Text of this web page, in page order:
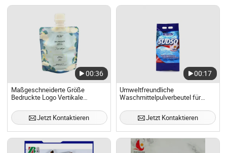
00:36
Maßgeschneiderte Größe
Bedruckte Logo Vertikale
Düse Verpackungsbeutel
Jetzt Kontaktieren
00:17
Umweltfreundliche
Waschmittelpulverbeutel für
Jetzt Kontaktieren